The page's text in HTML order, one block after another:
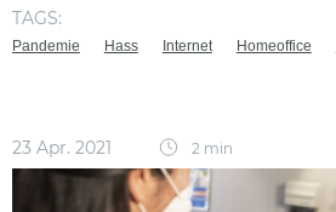
TAGS:
Pandemie Hass Internet Homeoffice
23 Apr. 2021 2 min